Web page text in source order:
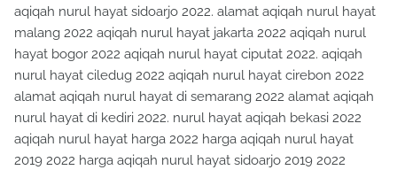
aqiqah nurul hayat sidoarjo 2022. alamat aqiqah nurul hayat
malang 2022 aqiqah nurul hayat jakarta 2022 aqiqah nurul
hayat bogor 2022 aqiqah nurul hayat ciputat 2022. aqiqah
nurul hayat ciledug 2022 aqiqah nurul hayat cirebon 2022
alamat aqiqah nurul hayat di semarang 2022 alamat aqiqah
nurul hayat di kediri 2022. nurul hayat aqiqah bekasi 2022
aqiqah nurul hayat harga 2022 harga aqiqah nurul hayat
2019 2022 harga aqiqah nurul hayat sidoarjo 2019 2022